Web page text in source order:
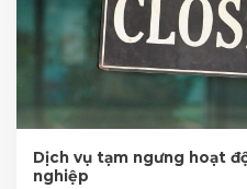
Dịch vụ tạm ngưng hoạt
nghiệp